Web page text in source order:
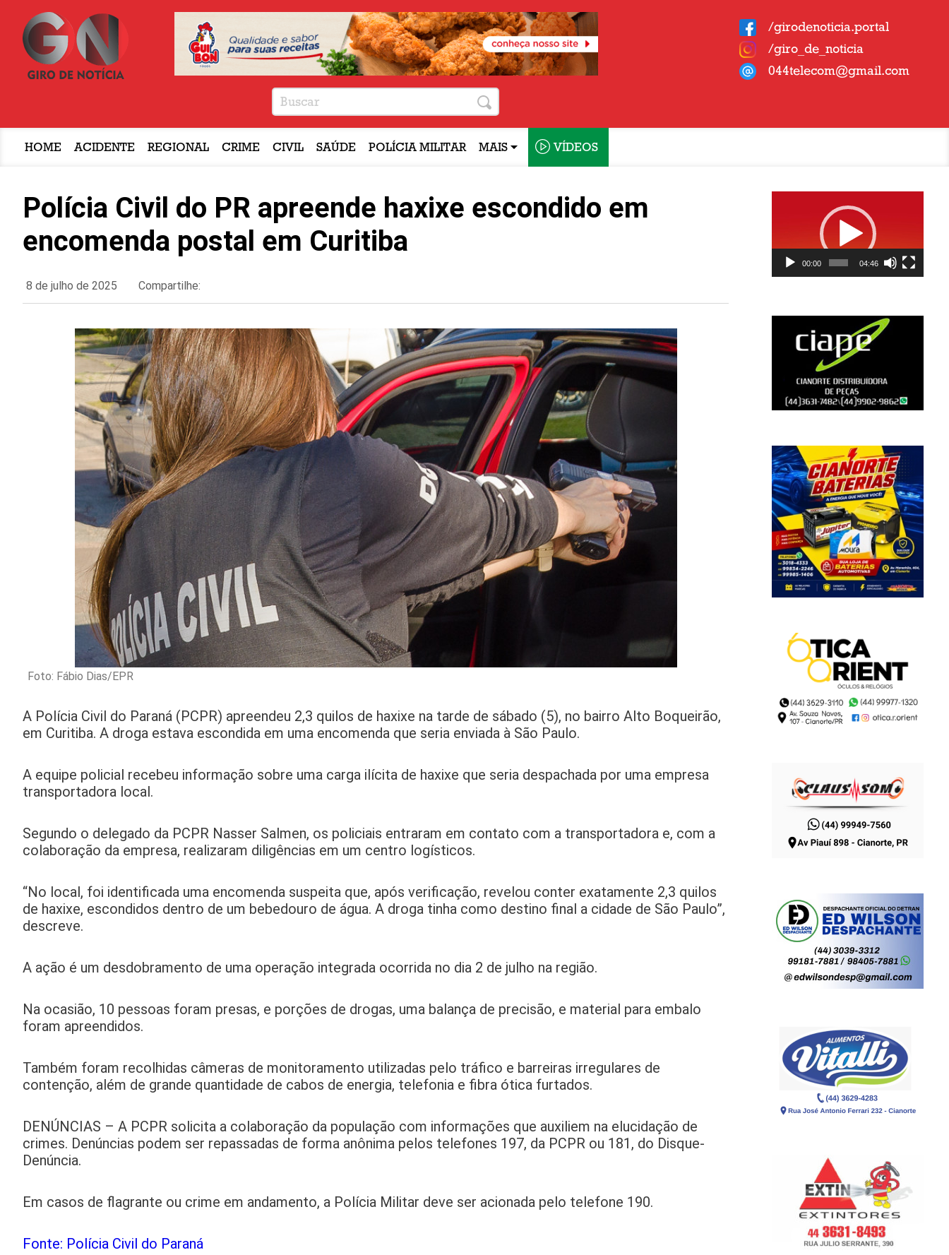
/girodenoticia.portal
/giro_de_noticia
044telecom@gmail.com
HOME ACIDENTE REGIONAL CRIME CIVIL SAÚDE POLÍCIA MILITAR MAIS VÍDEOS
Polícia Civil do PR apreende haxixe escondido em
encomenda postal em Curitiba
8 de julho de 2025 Compartilhe:
Foto: Fábio Dias/EPR
A Polícia Civil do Paraná (PCPR) apreendeu 2,3 quilos de haxixe na tarde de sábado (5), no bairro Alto Boqueirão,
em Curitiba. A droga estava escondida em uma encomenda que seria enviada à São Paulo.
A equipe policial recebeu informação sobre uma carga ilícita de haxixe que seria despachada por uma empresa
transportadora local.
Segundo o delegado da PCPR Nasser Salmen, os policiais entraram em contato com a transportadora e, com a
colaboração da empresa, realizaram diligências em um centro logísticos.
“No local, foi identificada uma encomenda suspeita que, após verificação, revelou conter exatamente 2,3 quilos
de haxixe, escondidos dentro de um bebedouro de água. A droga tinha como destino final a cidade de São Paulo”,
descreve.
A ação é um desdobramento de uma operação integrada ocorrida no dia 2 de julho na região.
Na ocasião, 10 pessoas foram presas, e porções de drogas, uma balança de precisão, e material para embalo
foram apreendidos.
Também foram recolhidas câmeras de monitoramento utilizadas pelo tráfico e barreiras irregulares de
contenção, além de grande quantidade de cabos de energia, telefonia e fibra ótica furtados.
DENÚNCIAS – A PCPR solicita a colaboração da população com informações que auxiliem na elucidação de
crimes. Denúncias podem ser repassadas de forma anônima pelos telefones 197, da PCPR ou 181, do Disque-
Denúncia.
Em casos de flagrante ou crime em andamento, a Polícia Militar deve ser acionada pelo telefone 190.
Fonte: Polícia Civil do Paraná
00:00 04:46